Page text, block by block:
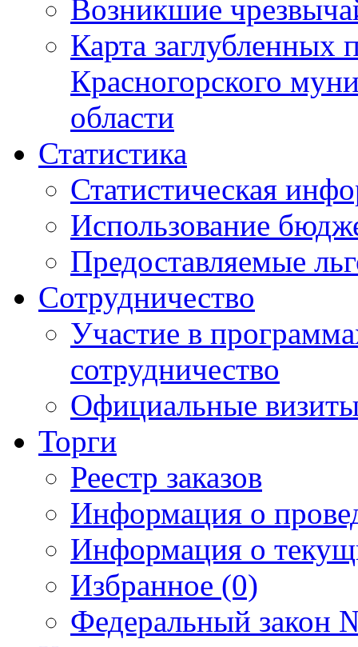
Возникшие
Карта
Красногорского
области
Статистика
Статистическая
Использование
Предоставляемые
Сотрудничество
Участие в
сотрудничество
Официальные
Торги
Реестр заказов
Информация о
Информация о
Избранное (0)
Федеральный закон